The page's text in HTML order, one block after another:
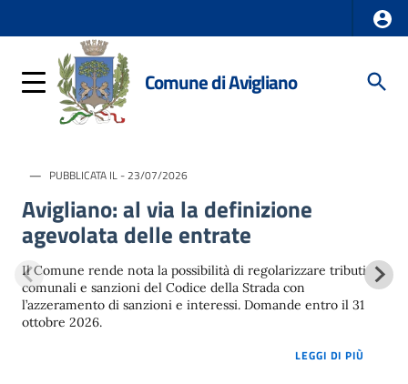
Comune di Avigliano
PUBBLICATA IL - 23/07/2026
Avigliano: al via la definizione
agevolata delle entrate
Il Comune rende nota la possibilità di regolarizzare tributi
comunali e sanzioni del Codice della Strada con
l’azzeramento di sanzioni e interessi. Domande entro il 31
ottobre 2026.
LEGGI DI PIÙ